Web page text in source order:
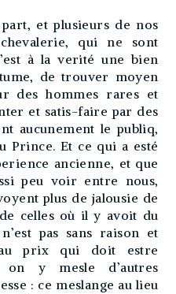
et plusieurs de nos
qui ne sont
à la verité une bien
de trouver moyen
des hommes rares et
et satis-faire par des
aucunement le publiq,
Prince. Et ce qui a esté
ancienne, et que
peu voir entre nous,
plus de jalousie de
celles où il y avoit du
pas sans raison et
au prix qui doit estre
on y mesle d’autres
: ce meslange au lieu